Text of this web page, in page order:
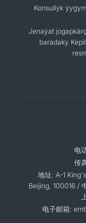
Konsullyk
Jenaýat
baradaky
电
传
地址: A-1
Beijing, 100016 /
电子邮箱: